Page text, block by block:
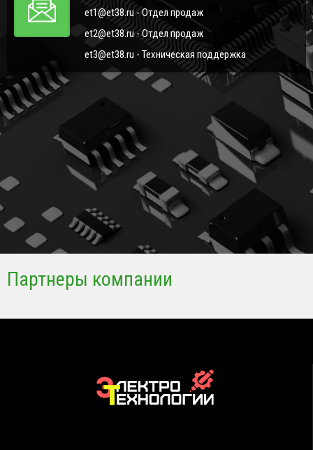
et1@et38.ru - Отдел продаж
et2@et38.ru - Отдел продаж
et3@et38.ru - Техническая поддержка
Партнеры компании